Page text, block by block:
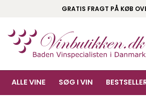
GRATIS FRAGT PÅ KØB
ALLE VINE SØG I VIN